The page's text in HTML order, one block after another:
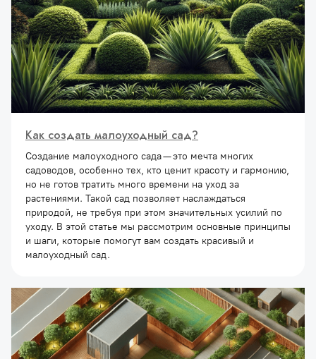
Как создать малоуходный сад?
Создание малоуходного сада — это мечта многих
садоводов, особенно тех, кто ценит красоту и гармонию,
но не готов тратить много времени на уход за
растениями. Такой сад позволяет наслаждаться
природой, не требуя при этом значительных усилий по
уходу. В этой статье мы рассмотрим основные принципы
и шаги, которые помогут вам создать красивый и
малоуходный сад.